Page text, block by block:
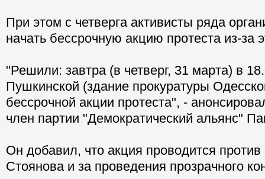
При этом с четверга активисты ряда
начать бессрочную акцию протеста из-за
"Решили: завтра (в четверг, 31 марта) в
Пушкинской (здание прокуратуры
бессрочной акции протеста", -
член партии "Демократический альянс"
Он добавил, что акция проводится против
Стоянова и за проведения прозрачного